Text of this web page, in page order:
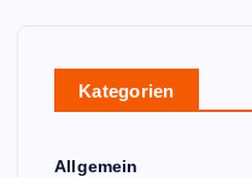
Kategorien
Allgemein